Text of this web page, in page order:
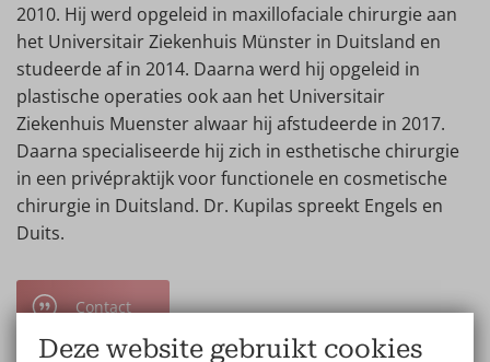
2010. Hij werd opgeleid in maxillofaciale chirurgie aan
het Universitair Ziekenhuis Münster in Duitsland en
studeerde af in 2014. Daarna werd hij opgeleid in
plastische operaties ook aan het Universitair
Ziekenhuis Muenster alwaar hij afstudeerde in 2017.
Daarna specialiseerde hij zich in esthetische chirurgie
in een privépraktijk voor functionele en cosmetische
chirurgie in Duitsland. Dr. Kupilas spreekt Engels en
Duits.
Contact
Deze website gebruikt cookies